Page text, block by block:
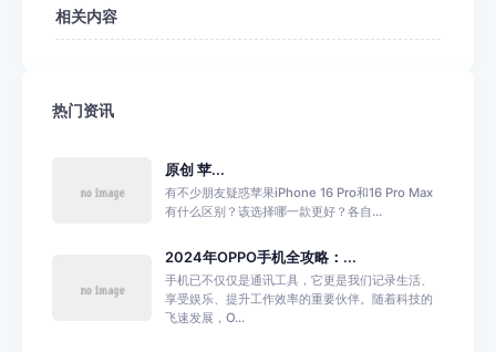
相关内容
热门资讯
原创 苹...
有不少朋友疑惑苹果iPhone 16 Pro和16 Pro Max
有什么区别？该选择哪一款更好？各自...
2024年OPPO手机全攻略：...
手机已不仅仅是通讯工具，它更是我们记录生活、
享受娱乐、提升工作效率的重要伙伴。随着科技的
飞速发展，O...